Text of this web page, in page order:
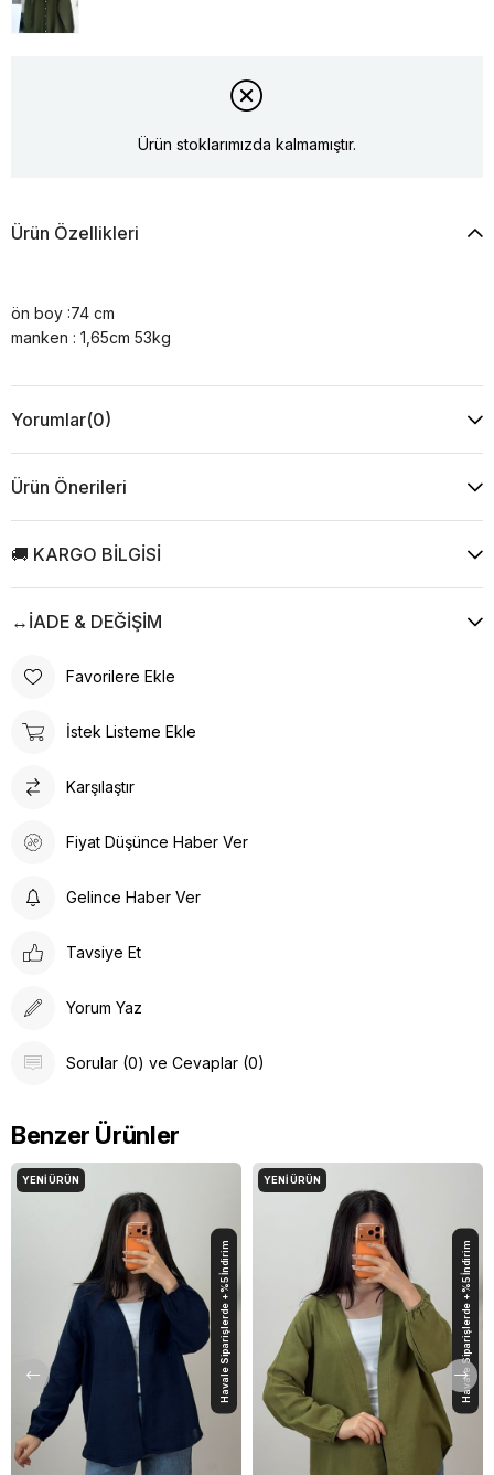
Ürün stoklarımızda kalmamıştır.
Ürün Özellikleri
ön boy :74 cm
manken : 1,65cm 53kg
Yorumlar(0)
Ürün Önerileri
🚚 KARGO BİLGİSİ
↔️İADE & DEĞİŞİM
Favorilere Ekle
İstek Listeme Ekle
Karşılaştır
Fiyat Düşünce Haber Ver
Gelince Haber Ver
Tavsiye Et
Yorum Yaz
Sorular (0) ve Cevaplar (0)
Benzer Ürünler
YENI ÜRÜN
Havale Siparişlerde +%5 İndirim
YENI ÜRÜN
Havale Siparişlerde +%5 İndirim